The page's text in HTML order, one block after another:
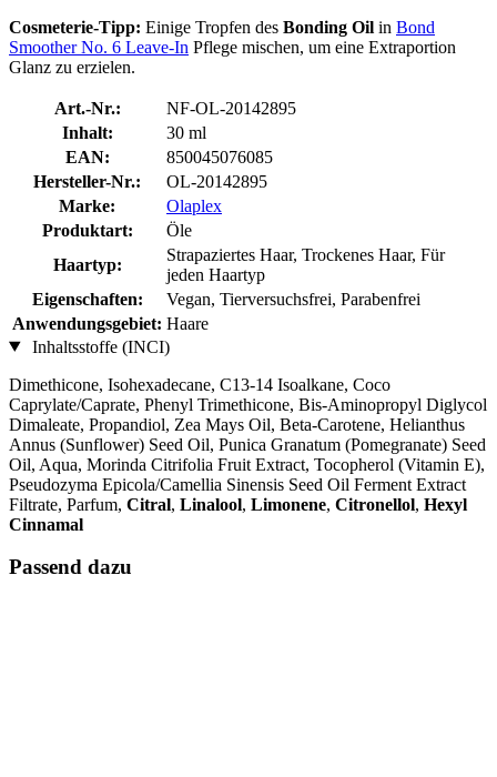
Cosmeterie-Tipp: Einige Tropfen des Bonding Oil in Bond
Smoother No. 6 Leave-In Pflege mischen, um eine Extraportion
Glanz zu erzielen.
Art.-Nr.:
NF-OL-20142895
Inhalt:
30 ml
EAN:
850045076085
Hersteller-Nr.:
OL-20142895
Marke:
Olaplex
Produktart:
Öle
Haartyp:
Strapaziertes Haar, Trockenes Haar, Für
jeden Haartyp
Eigenschaften:
Vegan, Tierversuchsfrei, Parabenfrei
Anwendungsgebiet: Haare
Inhaltsstoffe (INCI)
Dimethicone, Isohexadecane, C13-14 Isoalkane, Coco
Caprylate/Caprate, Phenyl Trimethicone, Bis-Aminopropyl Diglycol
Dimaleate, Propandiol, Zea Mays Oil, Beta-Carotene, Helianthus
Annus (Sunflower) Seed Oil, Punica Granatum (Pomegranate) Seed
Oil, Aqua, Morinda Citrifolia Fruit Extract, Tocopherol (Vitamin E),
Pseudozyma Epicola/Camellia Sinensis Seed Oil Ferment Extract
Filtrate, Parfum, Citral, Linalool, Limonene, Citronellol, Hexyl
Cinnamal
Passend dazu